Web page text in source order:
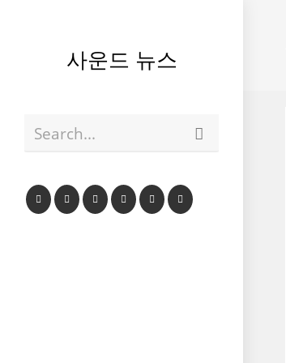
사운드 뉴스
Search... Submit
search